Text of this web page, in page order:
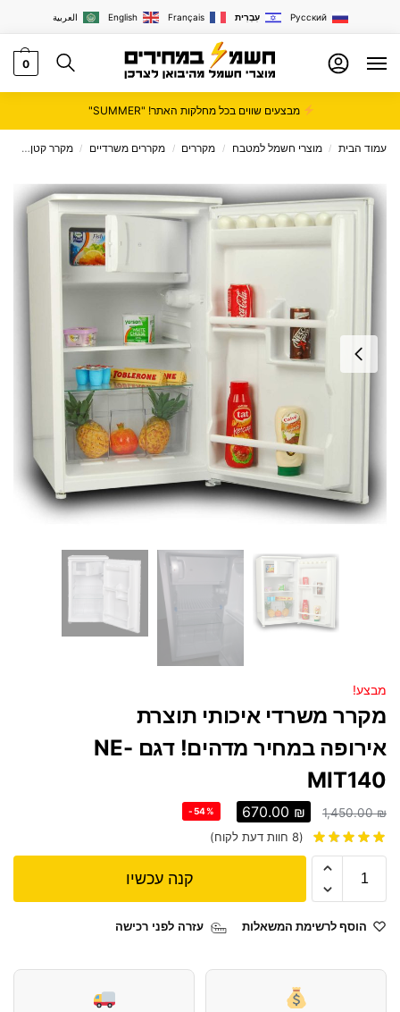
العربية English Français עִבְרִית Русский
0
מבצעים שווים בכל מחלקות האתר! "SUMMER"
עמוד הבית / מוצרי חשמל למטבח / מקררים / מקררים משרדיים / מקרר קטן
מבצע!
מקרר משרדי איכותי תוצרת
אירופה במחיר מדהים! דגם NE-
MIT140
1,450.00₪
670.00 ₪
-54%
(
8 חוות דעת לקוח)
קנה עכשיו
הוסף לרשימת המשאלות עזרה לפני רכישה